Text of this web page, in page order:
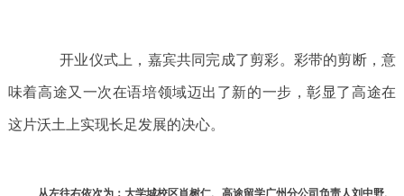
开业仪式上，嘉宾共同完成了剪彩。彩带的剪断，意
味着高途又一次在语培领域迈出了新的一步，彰显了高途在
这片沃土上实现长足发展的决心。
从左往右依次为：大学城校区肖树仁、高途留学广州分公司负责人刘中野、